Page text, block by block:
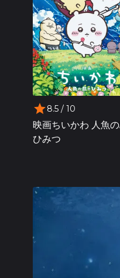
8.5 / 10
映画ちいかわ 人魚
ひみつ